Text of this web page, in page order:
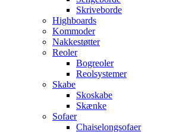
Skriveborde
Highboards
Kommoder
Nakkestøtter
Reoler
Bogreoler
Reolsystemer
Skabe
Skoskabe
Skænke
Sofaer
Chaiselongsofaer